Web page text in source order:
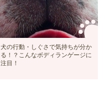
犬の行動・しぐさで気持ちが分か
る！？こんなボディランゲージに
注目！